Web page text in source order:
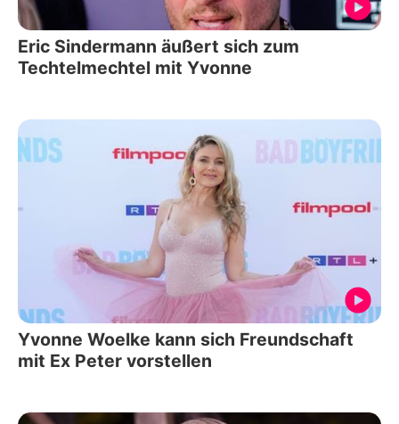
Eric Sindermann äußert sich zum
Techtelmechtel mit Yvonne
Yvonne Woelke kann sich Freundschaft
mit Ex Peter vorstellen